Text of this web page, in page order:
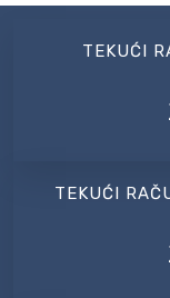
TEKUĆI
TEKUĆI